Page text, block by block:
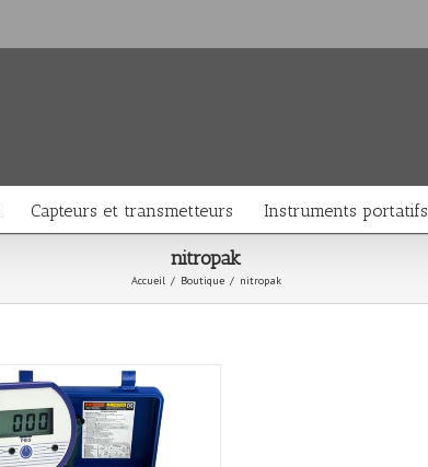
Capteurs et transmetteurs Instruments portatifs
nitropak
Accueil / Boutique / nitropak